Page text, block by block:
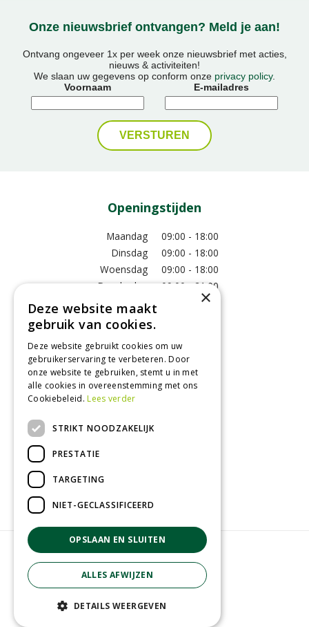
Onze nieuwsbrief ontvangen? Meld je aan!
Ontvang ongeveer 1x per week onze nieuwsbrief met acties,
nieuws & activiteiten!
We slaan uw gegevens op conform onze privacy policy.
Voornaam
E-mailadres
Openingstijden
Maandag
09:00 - 18:00
Dinsdag
09:00 - 18:00
Woensdag
09:00 - 18:00
Donderdag
09:00 - 21:00
Vrijdag
09:00 - 18:00
Zaterdag
Toon alle openingstijden
Contact
GroenRijk Tuk
© Groenrijk Tuk
Green Solutions
Tuincentrum Overzicht
Privacy policy
×
Deze website maakt
gebruik van cookies.
Deze website gebruikt cookies om uw
gebruikerservaring te verbeteren. Door
onze website te gebruiken, stemt u in met
alle cookies in overeenstemming met ons
Cookiebeleid.Lees verder
STRIKT NOODZAKELIJK
PRESTATIE
TARGETING
NIET-GECLASSIFICEERD
OPSLAAN EN SLUITEN
ALLES AFWIJZEN
DETAILS WEERGEVEN